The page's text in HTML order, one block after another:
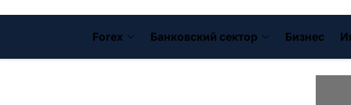
Forex Банковский сектор Бизнес